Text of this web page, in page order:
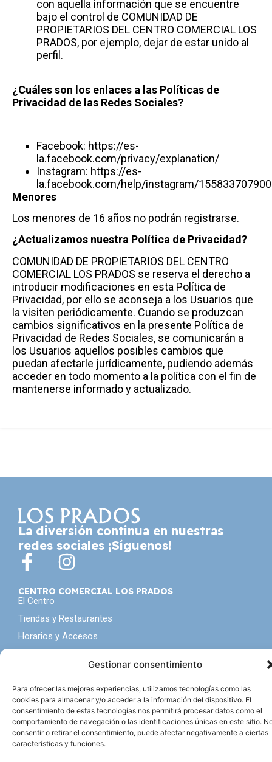
Gestionar consentimiento
Para ofrecer las mejores experiencias, utilizamos tecnologías como las
cookies para almacenar y/o acceder a la información del dispositivo. El
consentimiento de estas tecnologías nos permitirá procesar datos como el
comportamiento de navegación o las identificaciones únicas en este sitio.
consentir o retirar el consentimiento, puede afectar negativamente a ciertas
características y funciones.
con aquella información que se encuentre
bajo el control de COMUNIDAD DE
PROPIETARIOS DEL CENTRO COMERCIAL LOS
PRADOS, por ejemplo, dejar de estar unido al
perfil.
¿Cuáles son los enlaces a las Políticas de
Privacidad de las Redes Sociales?
Facebook: https://es-
la.facebook.com/privacy/explanation/
Instagram: https://es-
la.facebook.com/help/instagram/
Menores
Los menores de 16 años no podrán registrarse.
¿Actualizamos nuestra Política de Privacidad?
COMUNIDAD DE PROPIETARIOS DEL CENTRO
COMERCIAL LOS PRADOS se reserva el derecho a
introducir modificaciones en esta Política de
Privacidad, por ello se aconseja a los Usuarios que
la visiten periódicamente. Cuando se produzcan
cambios significativos en la presente Política de
Privacidad de Redes Sociales, se comunicarán a
los Usuarios aquellos posibles cambios que
puedan afectarle jurídicamente, pudiendo además
acceder en todo momento a la política con el fin de
mantenerse informado y actualizado.
La diversión continua en nuestras
redes sociales ¡Síguenos!
CENTRO COMERCIAL LOS PRADOS
El Centro
Tiendas y Restaurantes
Horarios y Accesos
Alquila un local
Contacto
NO TE PIERDAS NADA
Seguro que tampoco te gusta ser el último en enterarte
de todo, inscribete a nuestra